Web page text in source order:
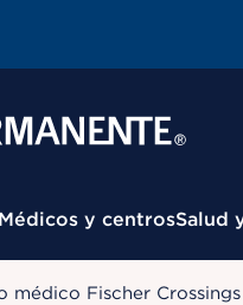
Médicos y centrosSalud
médico Fischer